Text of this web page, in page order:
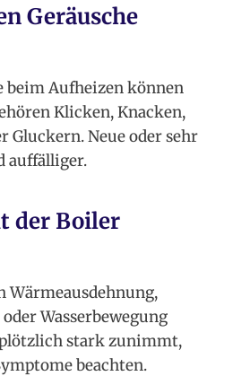
Geräusche
beim Aufheizen können
Klicken, Knacken,
Gluckern. Neue oder sehr
auffälliger.
der Boiler
Wärmeausdehnung,
Wasserbewegung
plötzlich stark zunimmt,
beachten.